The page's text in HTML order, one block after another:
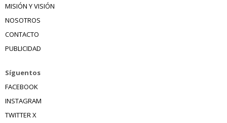
MISIÓN Y VISIÓN
NOSOTROS
CONTACTO
PUBLICIDAD
Síguentos
FACEBOOK
INSTAGRAM
TWITTER X